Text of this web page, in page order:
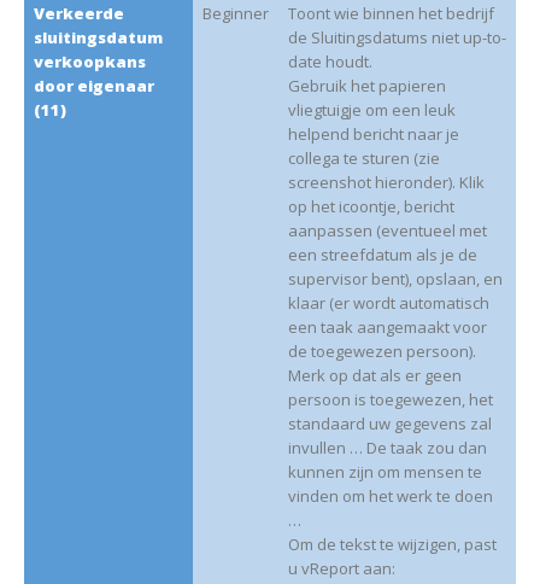
Verkeerde
sluitingsdatum
verkoopkans
door eigenaar
(11)
Beginner
Toont wie binnen het bedrijf
de Sluitingsdatums niet up-to-
date houdt.
Gebruik het papieren
vliegtuigje om een leuk
helpend bericht naar je
collega te sturen (zie
screenshot hieronder). Klik
op het icoontje, bericht
aanpassen (eventueel met
een streefdatum als je de
supervisor bent), opslaan, en
klaar (er wordt automatisch
een taak aangemaakt voor
de toegewezen persoon).
Merk op dat als er geen
persoon is toegewezen, het
standaard uw gegevens zal
invullen … De taak zou dan
kunnen zijn om mensen te
vinden om het werk te doen
…
Om de tekst te wijzigen, past
u vReport aan: